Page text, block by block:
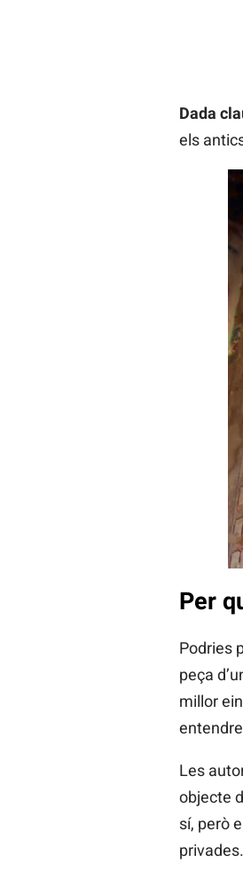
Dada
els
Per
Podries
peça
millor
Les
objecte
sí, però